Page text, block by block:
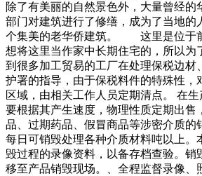
除了有美丽的自然景色外，大量曾经
部门对建筑进行了修缮，成为了当地
个集美的老华侨建筑。 这里是位于
想将这里当作家中长期住宅的，所以
到很多加工贸易的工厂在处理保税边
护署的指导，由于保税料件的特殊性
区域，由相关工作人员定期清点。 在
要根据其产生速度，物理性质定期出
品、过期药品、假冒商品等涉密介质的
每日可销毁处理各种介质材料吨以上
毁过程的录像资料，以备存档查验。
移至产品销毁现场。、全程监督录像